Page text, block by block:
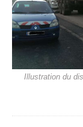
Illustration du